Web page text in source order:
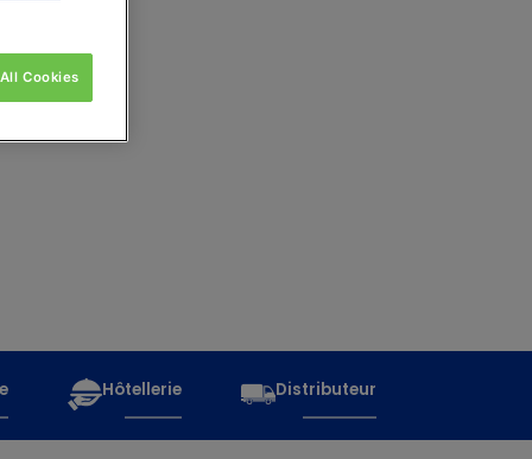
Hôtellerie Distributeur
Cookies